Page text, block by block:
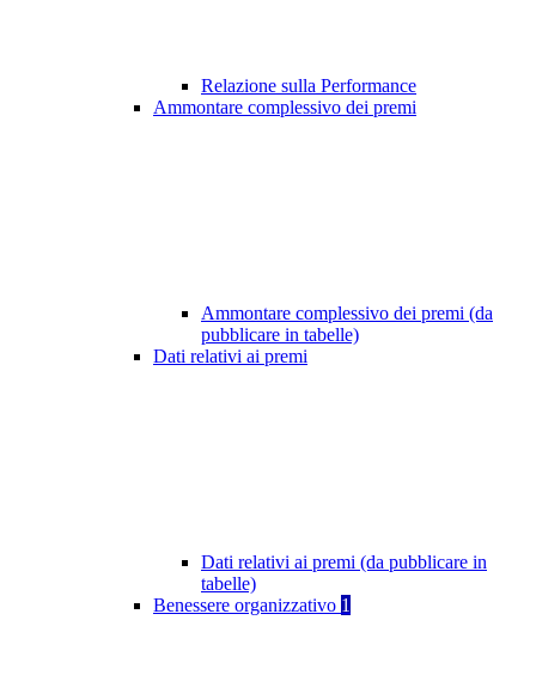
Relazione sulla Performance
Ammontare complessivo dei premi
Ammontare complessivo dei premi (da
pubblicare in tabelle)
Dati relativi ai premi
Dati relativi ai premi (da pubblicare in
tabelle)
Benessere organizzativo 1